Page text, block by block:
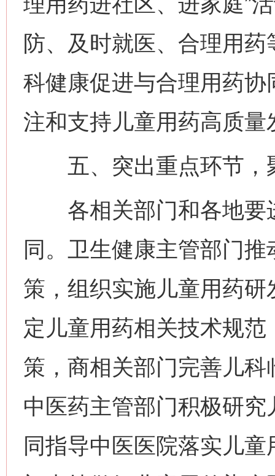
防、及时就医、合理用
科健康促进与合理用药
注和支持儿童用药高质量
五、突出重点环节，
各相关部门和各地要
同。卫生健康主管部门
策，组织实施儿童用药
定儿童用药相关技术规
策，商相关部门完善儿
中医药主管部门积极研
同指导中医医院落实儿